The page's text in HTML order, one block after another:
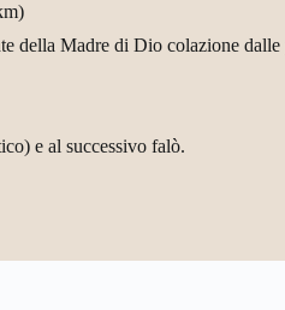
della Madre di Dio colazione
e al successivo falò.